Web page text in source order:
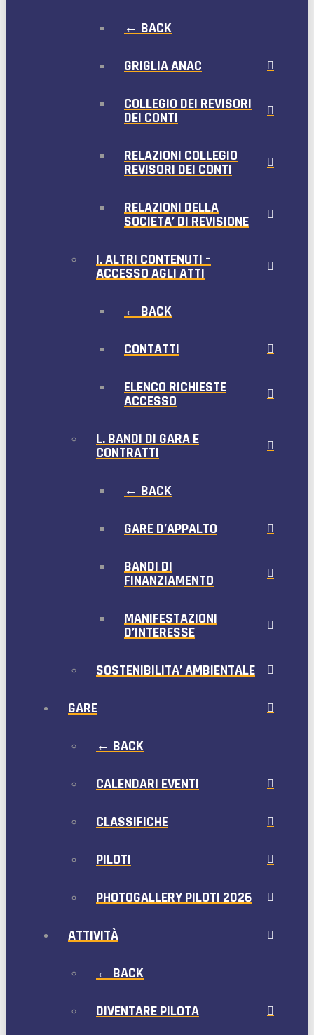
← BACK
GRIGLIA ANAC
COLLEGIO DEI REVISORI
DEI CONTI
RELAZIONI COLLEGIO
REVISORI DEI CONTI
RELAZIONI DELLA
SOCIETA’ DI REVISIONE
I. ALTRI CONTENUTI –
ACCESSO AGLI ATTI
← BACK
CONTATTI
ELENCO RICHIESTE
ACCESSO
L. BANDI DI GARA E
CONTRATTI
← BACK
GARE D’APPALTO
BANDI DI
FINANZIAMENTO
MANIFESTAZIONI
D’INTERESSE
SOSTENIBILITA’ AMBIENTALE
GARE
← BACK
CALENDARI EVENTI
CLASSIFICHE
PILOTI
PHOTOGALLERY PILOTI 2026
ATTIVITÀ
← BACK
DIVENTARE PILOTA